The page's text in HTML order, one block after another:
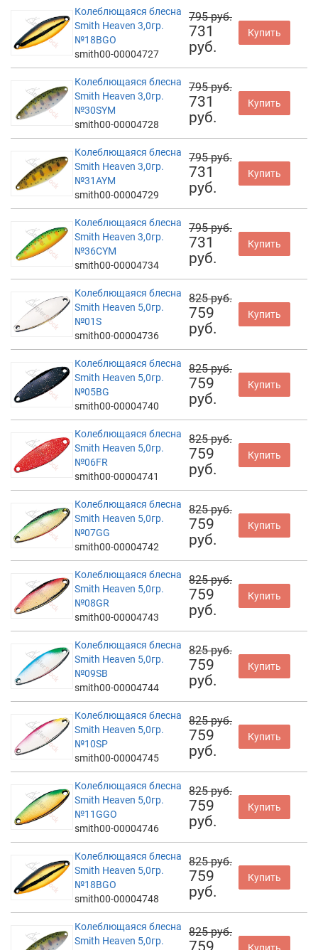
Колеблющаяся блесна
Smith Heaven 3,0гр.
№18BGO
smith00-00004727
795 руб.
731
руб.
Купить
Колеблющаяся блесна
Smith Heaven 3,0гр.
№30SYM
smith00-00004728
795 руб.
731
руб.
Купить
Колеблющаяся блесна
Smith Heaven 3,0гр.
№31AYM
smith00-00004729
795 руб.
731
руб.
Купить
Колеблющаяся блесна
Smith Heaven 3,0гр.
№36CYM
smith00-00004734
795 руб.
731
руб.
Купить
Колеблющаяся блесна
Smith Heaven 5,0гр.
№01S
smith00-00004736
825 руб.
759
руб.
Купить
Колеблющаяся блесна
Smith Heaven 5,0гр.
№05BG
smith00-00004740
825 руб.
759
руб.
Купить
Колеблющаяся блесна
Smith Heaven 5,0гр.
№06FR
smith00-00004741
825 руб.
759
руб.
Купить
Колеблющаяся блесна
Smith Heaven 5,0гр.
№07GG
smith00-00004742
825 руб.
759
руб.
Купить
Колеблющаяся блесна
Smith Heaven 5,0гр.
№08GR
smith00-00004743
825 руб.
759
руб.
Купить
Колеблющаяся блесна
Smith Heaven 5,0гр.
№09SB
smith00-00004744
825 руб.
759
руб.
Купить
Колеблющаяся блесна
Smith Heaven 5,0гр.
№10SP
smith00-00004745
825 руб.
759
руб.
Купить
Колеблющаяся блесна
Smith Heaven 5,0гр.
№11GGO
smith00-00004746
825 руб.
759
руб.
Купить
Колеблющаяся блесна
Smith Heaven 5,0гр.
№18BGO
smith00-00004748
825 руб.
759
руб.
Купить
Колеблющаяся блесна
Smith Heaven 5,0гр.
825 руб.
759